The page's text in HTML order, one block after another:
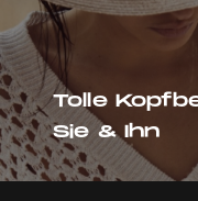
Tolle
Sie & Ihn